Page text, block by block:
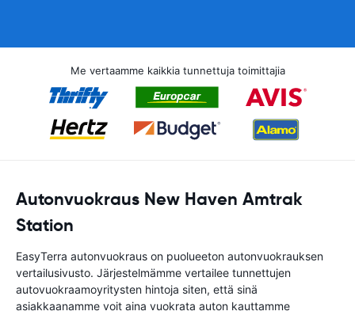
Me vertaamme kaikkia tunnettuja toimittajia
Autonvuokraus New Haven Amtrak
Station
EasyTerra autonvuokraus on puolueeton autonvuokrauksen
vertailusivusto. Järjestelmämme vertailee tunnettujen
autovuokraamoyritysten hintoja siten, että sinä
asiakkaanamme voit aina vuokrata auton kauttamme